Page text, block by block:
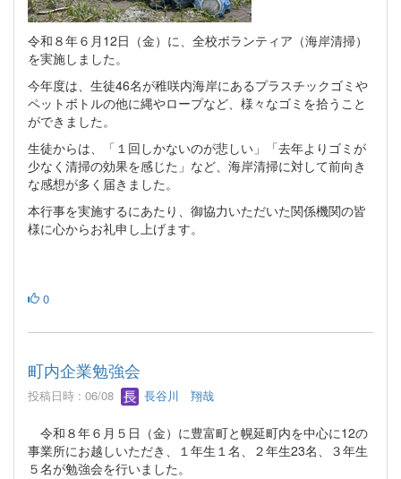
令和８年６月12日（金）に、全校ボランティア（海岸清掃）
を実施しました。
今年度は、生徒46名が稚咲内海岸にあるプラスチックゴミや
ペットボトルの他に縄やロープなど、様々なゴミを拾うこと
ができました。
生徒からは、「１回しかないのが悲しい」「去年よりゴミが
少なく清掃の効果を感じた」など、海岸清掃に対して前向き
な感想が多く届きました。
本行事を実施するにあたり、御協力いただいた関係機関の皆
様に心からお礼申し上げます。
0
町内企業勉強会
投稿日時 : 06/08 長谷川 翔哉
令和８年６月５日（金）に豊富町と幌延町内を中心に12の
事業所にお越しいただき、１年生１名、２年生23名、３年生
５名が勉強会を行いました。